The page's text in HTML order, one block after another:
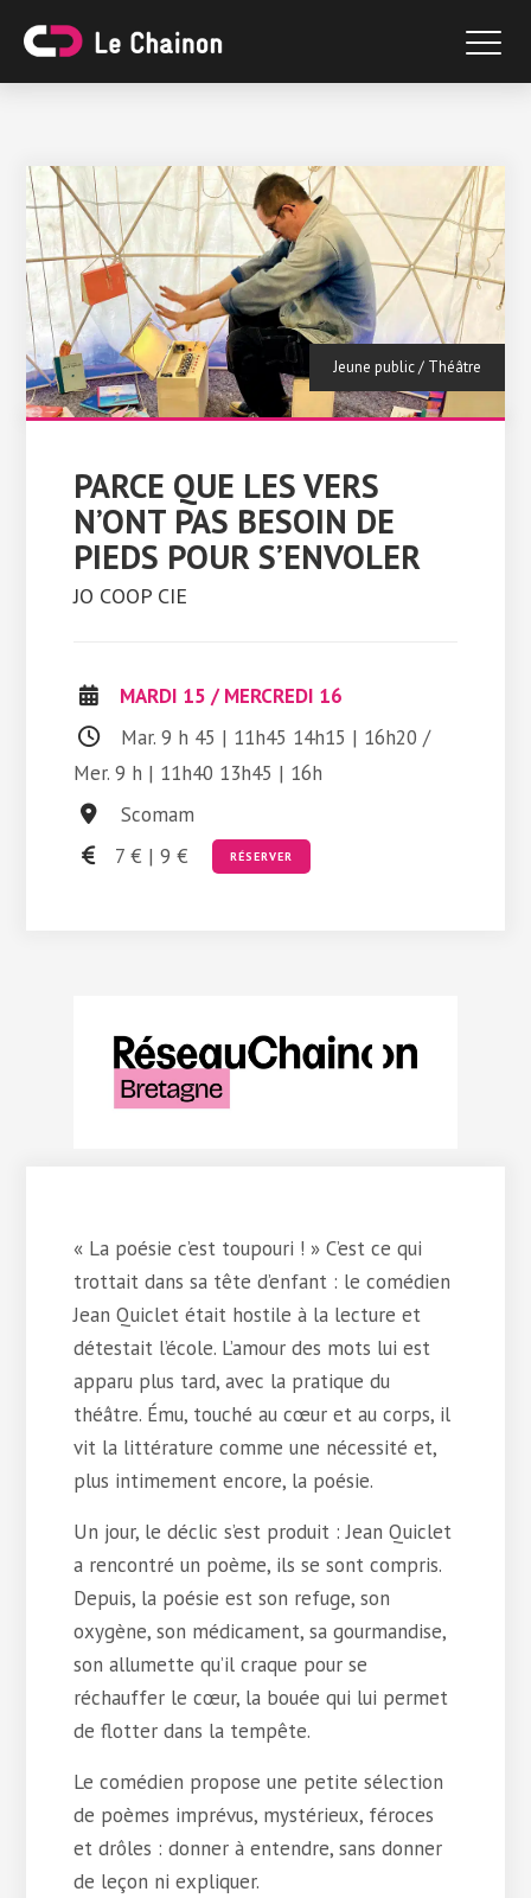
PARCE QUE LES VERS
N’ONT PAS BESOIN DE
PIEDS POUR S’ENVOLER
JO COOP CIE
MARDI 15/MERCREDI 16
Mar. 9 h 45 | 11h45 14h15 | 16h20 /
Mer. 9 h | 11h40 13h45 | 16h
Scomam
7 € | 9 €
RÉSERVER
Jeune public/Théâtre
« La poésie c’est toupouri ! » C’est ce qui
trottait dans sa tête d’enfant : le comédien
Jean Quiclet était hostile à la lecture et
détestait l’école. L’amour des mots lui est
apparu plus tard, avec la pratique du
théâtre. Ému, touché au cœur et au corps, il
vit la littérature comme une nécessité et,
plus intimement encore, la poésie.
Un jour, le déclic s’est produit : Jean Quiclet
a rencontré un poème, ils se sont compris.
Depuis, la poésie est son refuge, son
oxygène, son médicament, sa gourmandise,
son allumette qu’il craque pour se
réchauffer le cœur, la bouée qui lui permet
de flotter dans la tempête.
Le comédien propose une petite sélection
de poèmes imprévus, mystérieux, féroces
et drôles : donner à entendre, sans donner
de leçon ni expliquer.